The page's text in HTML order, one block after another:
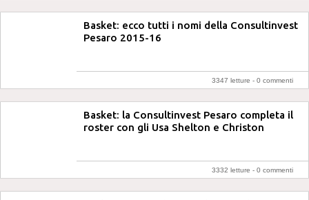
Basket: ecco tutti i nomi della Consultinvest
Pesaro 2015-16
3347 letture - 0 commenti
Basket: la Consultinvest Pesaro completa il
roster con gli Usa Shelton e Christon
3332 letture - 0 commenti